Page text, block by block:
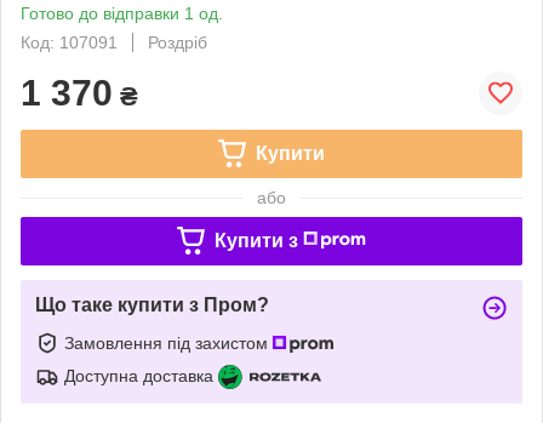
Готово до відправки 1 од.
Код: 107091
Роздріб
1 370 ₴
Купити
або
Купити з
Що таке купити з Пром?
Замовлення під захистом
Доступна доставка